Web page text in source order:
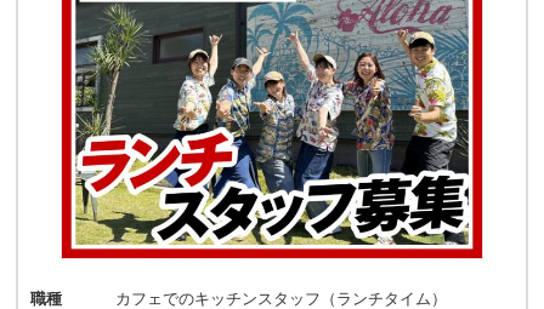
職種
カフェでのキッチンスタッフ（ランチタイム）